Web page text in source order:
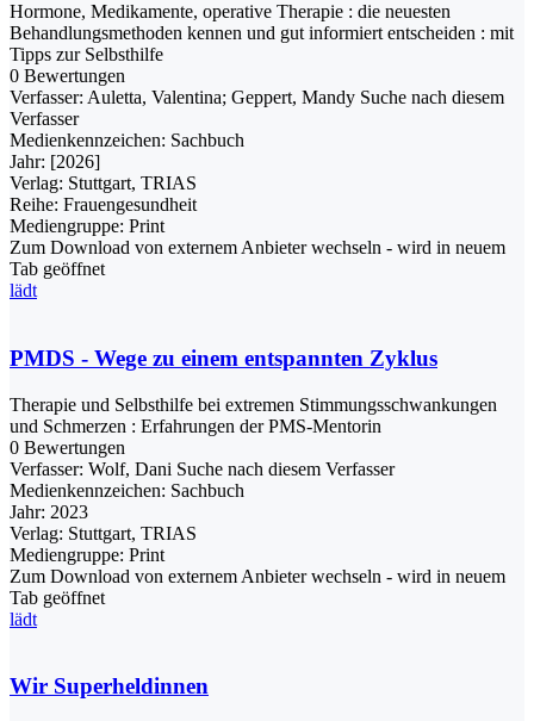
Hormone, Medikamente, operative Therapie : die neuesten
Behandlungsmethoden kennen und gut informiert entscheiden : mit
Tipps zur Selbsthilfe
0 Bewertungen
Verfasser: Auletta, Valentina; Geppert, Mandy Suche nach diesem
Verfasser
Medienkennzeichen: Sachbuch
Jahr: [2026]
Verlag: Stuttgart, TRIAS
Reihe: Frauengesundheit
Mediengruppe: Print
Zum Download von externem Anbieter wechseln - wird in neuem
Tab geöffnet
lädt
PMDS - Wege zu einem entspannten Zyklus
Therapie und Selbsthilfe bei extremen Stimmungsschwankungen
und Schmerzen : Erfahrungen der PMS-Mentorin
0 Bewertungen
Verfasser: Wolf, Dani Suche nach diesem Verfasser
Medienkennzeichen: Sachbuch
Jahr: 2023
Verlag: Stuttgart, TRIAS
Mediengruppe: Print
Zum Download von externem Anbieter wechseln - wird in neuem
Tab geöffnet
lädt
Wir Superheldinnen